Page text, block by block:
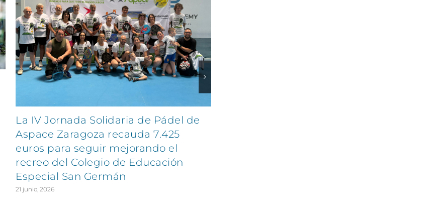
La IV Jornada Solidaria de Pádel de
Aspace Zaragoza recauda 7.425
euros para seguir mejorando el
recreo del Colegio de Educación
Especial San Germán
21 junio, 2026